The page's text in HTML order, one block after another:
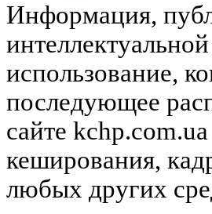
Информация,
использование,
последующее
сайте
кеширования,
любых других